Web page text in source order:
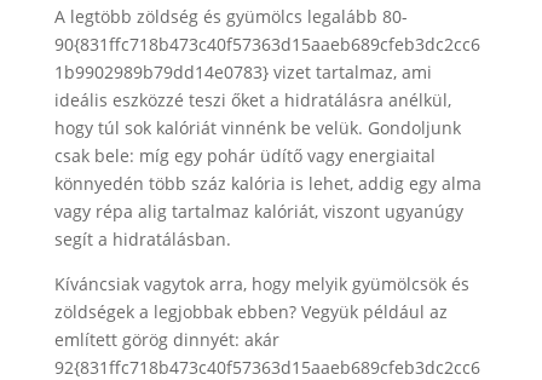
A legtöbb zöldség és gyümölcs legalább 80-
90{831ffc718b473c40f57363d15aaeb689cfeb3dc2cc6
1b9902989b79dd14e0783} vizet tartalmaz, ami
ideális eszközzé teszi őket a hidratálásra anélkül,
hogy túl sok kalóriát vinnénk be velük. Gondoljunk
csak bele: míg egy pohár üdítő vagy energiaital
könnyedén több száz kalória is lehet, addig egy alma
vagy répa alig tartalmaz kalóriát, viszont ugyanúgy
segít a hidratálásban.
Kíváncsiak vagytok arra, hogy melyik gyümölcsök és
zöldségek a legjobbak ebben? Vegyük például az
említett görög dinnyét: akár
92{831ffc718b473c40f57363d15aaeb689cfeb3dc2cc6